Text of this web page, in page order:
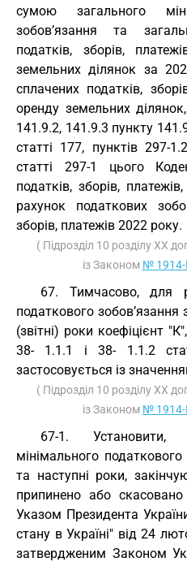
сумою загального
зобов’язання та
податків, зборів,
земельних ділянок за
сплачених податків,
оренду земельних
141.9.2, 141.9.3 пункту
статті 177, пунктів 297-
статті 297-1 цього
податків, зборів,
рахунок податкових
зборів, платежів 2022 року.
( Підрозділ 10 розділу ХХ
із Законом № 1914-
67. Тимчасово, для
податкового
(звітні) роки коефіцієнт
38- 1.1.1 і 38- 1.1.2
застосовується із
( Підрозділ 10 розділу ХХ
із Законом № 1914-
67-1.
мінімального
та наступні роки,
припинено або
Указом Президента
стану в Україні" від 24
затвердженим Законом